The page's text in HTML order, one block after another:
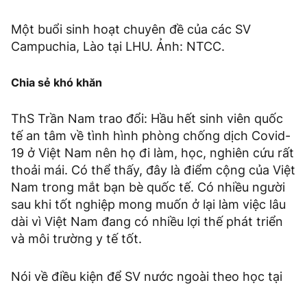
Một buổi sinh hoạt chuyên đề của các SV
Campuchia, Lào tại LHU. Ảnh: NTCC.
Chia sẻ khó khăn
ThS Trần Nam trao đổi: Hầu hết sinh viên quốc
tế an tâm về tình hình phòng chống dịch Covid-
19 ở Việt Nam nên họ đi làm, học, nghiên cứu rất
thoải mái. Có thể thấy, đây là điểm cộng của Việt
Nam trong mắt bạn bè quốc tế. Có nhiều người
sau khi tốt nghiệp mong muốn ở lại làm việc lâu
dài vì Việt Nam đang có nhiều lợi thế phát triển
và môi trường y tế tốt.
Nói về điều kiện để SV nước ngoài theo học tại